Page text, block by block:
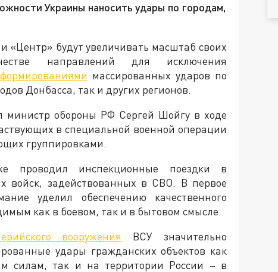
Украины наносить удары по городам,
«Центр» будут увеличивать масштаб своих
направлений для исключения
массированных ударов по
Донбасса, так и других регионов.
министр обороны РФ Сергей Шойгу в ходе
в специальной военной операции
группировками.
проводил инспекционные поездки в
войск, задействованных в СВО. В первое
уделил обеспечению качественного
как в боевом, так и в бытовом смысле.
вооружения
ВСУ значительно
удары гражданских объектов как
силам, так и на территории России – в